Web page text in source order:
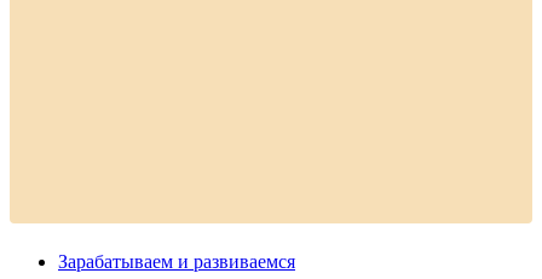
Зарабатываем и развиваемся